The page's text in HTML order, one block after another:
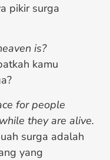
pikir surga
is?
kamu
for people
they are alive.
surga adalah
yang